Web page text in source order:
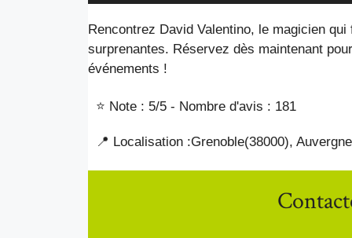
Rencontrez David Valentino, le magicien
surprenantes. Réservez dès maintenant
événements !
⭐ Note : 5/5 - Nombre d'avis : 181
📍 Localisation :Grenoble(38000),